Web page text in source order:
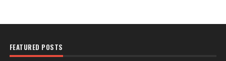
FEATURED POSTS